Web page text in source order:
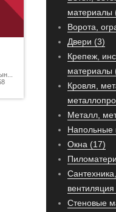
материалы
Ворота,
Двери (3)
Крепеж,
материалы
Кровля,
Металл,
Напольные
Окна (17)
Стеновые